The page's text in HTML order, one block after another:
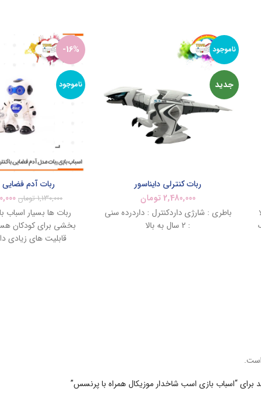
ناموجود
جدید
ربات کنترلی دایناسور
2,480,000 تومان
باطری : شارژی داردکنترل : داردرده سنی
: 2 سال به بالا
-16%
ناموجود
ربات آدم فضایی
1,130,000 تومان
ربات ها بسیار
بخشی برای کودکان
قابلیت های زیادی
برای “اسباب بازی اسب شاخدار موزیکال همراه با پرنسس”